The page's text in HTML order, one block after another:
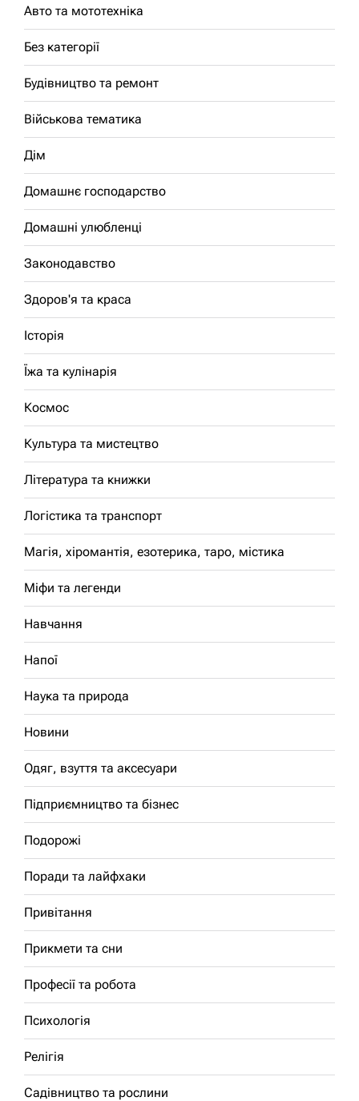
Авто та мототехніка
Без категорії
Будівництво та ремонт
Військова тематика
Дім
Домашнє господарство
Домашні улюбленці
Законодавство
Здоров'я та краса
Історія
Їжа та кулінарія
Космос
Культура та мистецтво
Література та книжки
Логістика та транспорт
Магія, хіромантія, езотерика, таро, містика
Міфи та легенди
Навчання
Напої
Наука та природа
Новини
Одяг, взуття та аксесуари
Підприємництво та бізнес
Подорожі
Поради та лайфхаки
Привітання
Прикмети та сни
Професії та робота
Психологія
Релігія
Садівництво та рослини